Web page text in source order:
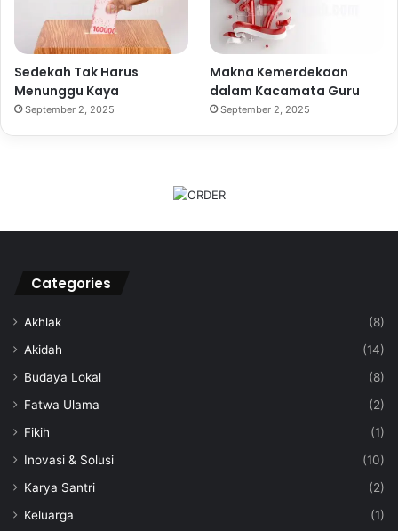
Sedekah Tak Harus
Menunggu Kaya
September 2, 2025
Makna Kemerdekaan
dalam Kacamata Guru
September 2, 2025
Categories
Akhlak
(8)
Akidah
(14)
Budaya Lokal
(8)
Fatwa Ulama
(2)
Fikih
(1)
Inovasi & Solusi
(10)
Karya Santri
(2)
Keluarga
(1)